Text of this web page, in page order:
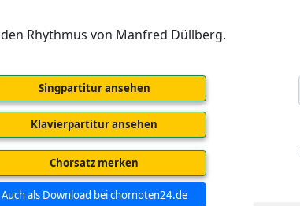
Rhythmus von Manfred Düllberg.
Singpartitur ansehen
Klavierpartitur ansehen
Chorsatz merken
Auch als Download bei chornoten24.de